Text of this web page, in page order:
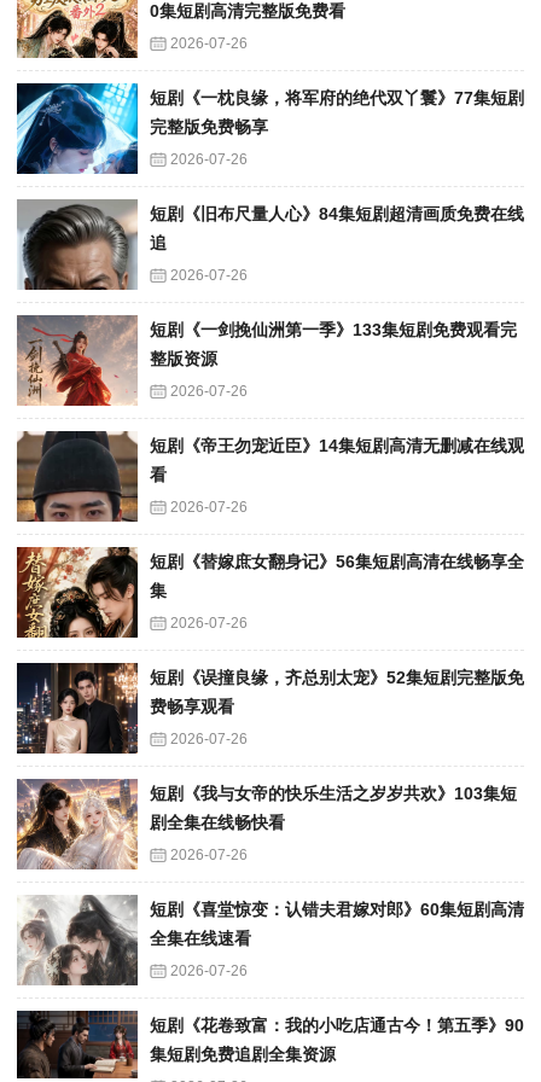
0集短剧高清完整版免费看
2026-07-26
短剧《一枕良缘，将军府的绝代双丫鬟》77集短剧
完整版免费畅享
2026-07-26
短剧《旧布尺量人心》84集短剧超清画质免费在线
追
2026-07-26
短剧《一剑挽仙洲第一季》133集短剧免费观看完
整版资源
2026-07-26
短剧《帝王勿宠近臣》14集短剧高清无删减在线观
看
2026-07-26
短剧《替嫁庶女翻身记》56集短剧高清在线畅享全
集
2026-07-26
短剧《误撞良缘，齐总别太宠》52集短剧完整版免
费畅享观看
2026-07-26
短剧《我与女帝的快乐生活之岁岁共欢》103集短
剧全集在线畅快看
2026-07-26
短剧《喜堂惊变：认错夫君嫁对郎》60集短剧高清
全集在线速看
2026-07-26
短剧《花卷致富：我的小吃店通古今！第五季》90
集短剧免费追剧全集资源